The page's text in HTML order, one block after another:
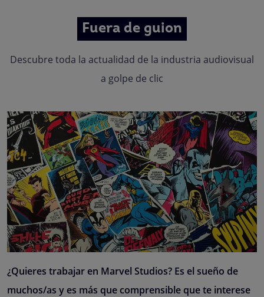
Fuera de guion
Descubre toda la actualidad de la industria audiovisual
a golpe de clic
¿Quieres trabajar en Marvel Studios? Es el sueño de
muchos/as y es más que comprensible que te interese